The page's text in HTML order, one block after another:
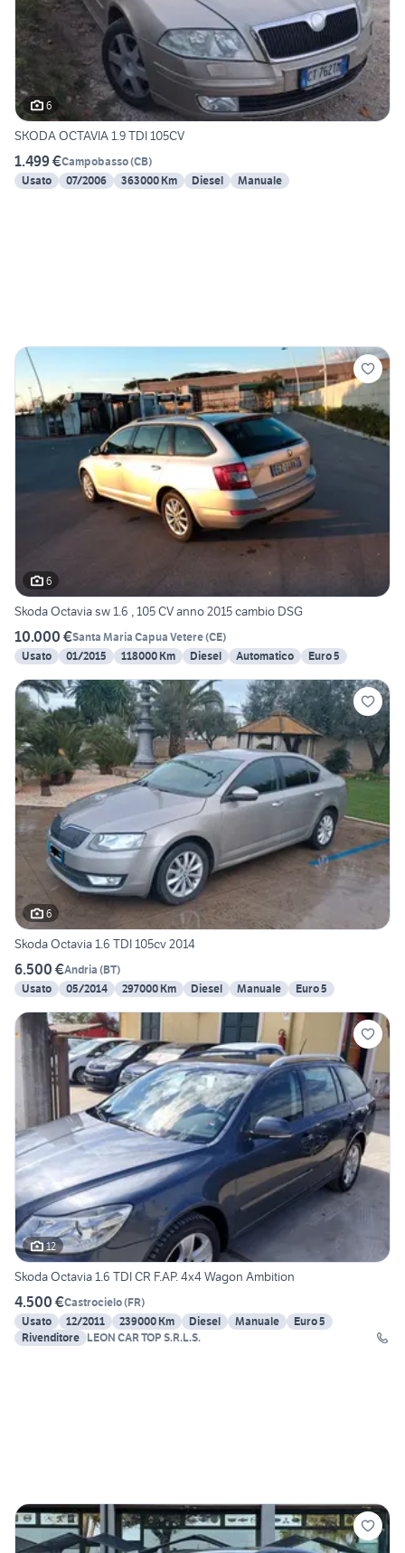
6
SKODA OCTAVIA 1.9 TDI 105CV
1.499 €Campobasso(CB)
Usato
07/2006 363000 Km Diesel Manuale
6
Skoda Octavia sw 1.6 , 105 CV anno 2015 cambio DSG
10.000 €Santa Maria Capua Vetere(CE)
Usato
01/2015 118000 Km Diesel Automatico Euro 5
6
Skoda Octavia 1.6 TDI 105cv 2014
6.500 €Andria (BT)
Usato
05/2014 297000 Km Diesel Manuale Euro 5
12
Skoda Octavia 1.6 TDI CR F.AP. 4x4 Wagon Ambition
4.500 €Castrocielo(FR)
Usato
12/2011 239000 Km Diesel Manuale
Euro 5
Rivenditore LEON CAR TOP S.R.L.S.